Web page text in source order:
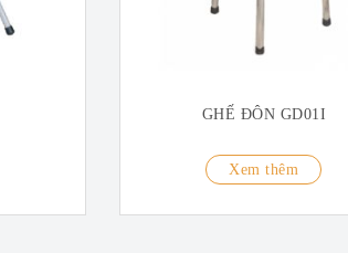
GHẾ ĐÔN GD01I
Xem thêm